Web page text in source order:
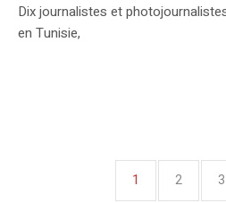
Dix journalistes et
en Tunisie,
1 2 3